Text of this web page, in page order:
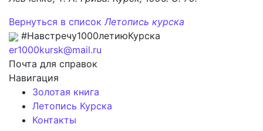
Вернуться в списокЛетопись курска
#Навстречу1000летиюКурска
er1000kursk@mail.ru
Почта для справок
Навигация
Золотая книга
Летопись Курска
Контакты